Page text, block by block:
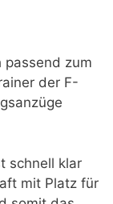
passend zum
der F-
schnell klar
mit Platz für